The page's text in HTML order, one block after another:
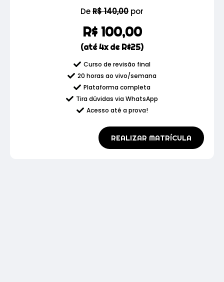
DeR$140,00 por
R$100,00
(até 4x de R$25)
Curso de revisão final
20 horas ao vivo/semana
Plataforma completa
Tira dúvidas via WhatsApp
Acesso até a prova!
REALIZAR MATRÍCULA